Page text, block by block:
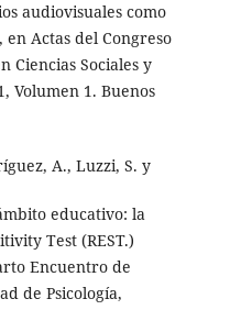
audiovisuales como
Actas del Congreso
Ciencias Sociales y
Volumen 1. Buenos
A., Luzzi, S. y
educativo: la
Test (REST.)
Encuentro de
de Psicología,